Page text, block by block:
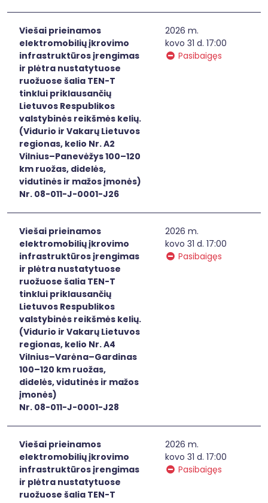
Viešai prieinamos
elektromobilių įkrovimo
infrastruktūros įrengimas
ir plėtra nustatytuose
ruožuose šalia TEN-T
tinklui priklausančių
Lietuvos Respublikos
valstybinės reikšmės kelių.
(Vidurio ir Vakarų Lietuvos
regionas, kelio Nr. A2
Vilnius–Panevėžys 100–120
km ruožas, didelės,
vidutinės ir mažos įmonės)
Nr. 08-011-J-0001-J26
2026 m.
kovo 31 d. 17:00
Pasibaigęs
Viešai prieinamos
elektromobilių įkrovimo
infrastruktūros įrengimas
ir plėtra nustatytuose
ruožuose šalia TEN-T
tinklui priklausančių
Lietuvos Respublikos
valstybinės reikšmės kelių.
(Vidurio ir Vakarų Lietuvos
regionas, kelio Nr. A4
Vilnius–Varėna–Gardinas
100–120 km ruožas,
didelės, vidutinės ir mažos
įmonės)
Nr. 08-011-J-0001-J28
2026 m.
kovo 31 d. 17:00
Pasibaigęs
Viešai prieinamos
elektromobilių įkrovimo
infrastruktūros įrengimas
ir plėtra nustatytuose
ruožuose šalia TEN-T
2026 m.
kovo 31 d. 17:00
Pasibaigęs